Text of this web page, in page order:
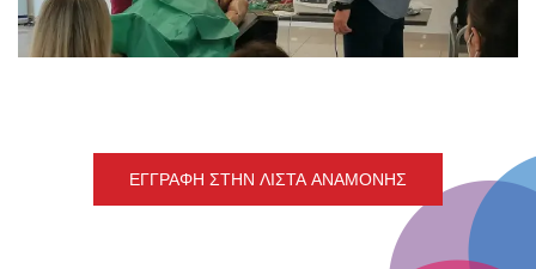
ΕΓΓΡΑΦΉ ΣΤΗΝ ΛΊΣΤΑ ΑΝΑΜΟΝΉΣ